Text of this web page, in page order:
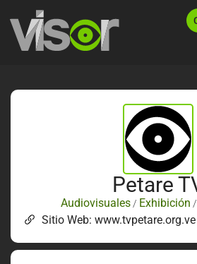
Petare
Audiovisuales / Exhibición /
Sitio Web: www.tvpetare.org.ve